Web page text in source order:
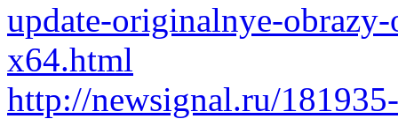
update-originalnye-
x64.html
http://newsignal.ru/